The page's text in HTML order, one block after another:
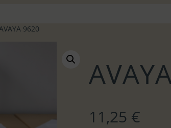
9620
11,25 €